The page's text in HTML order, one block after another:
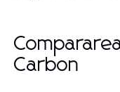
Carbon